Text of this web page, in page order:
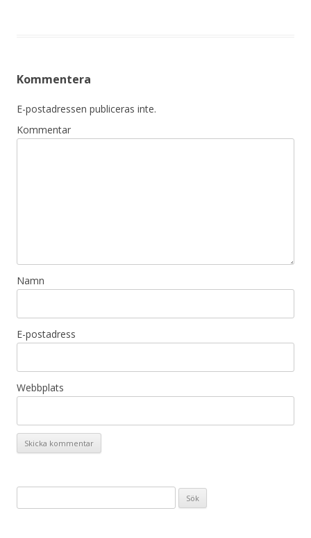
Kommentera
E-postadressen publiceras inte.
Kommentar
Namn
E-postadress
Webbplats
ö